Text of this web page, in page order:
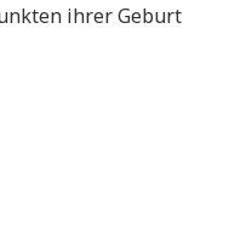
ihrer Geburt